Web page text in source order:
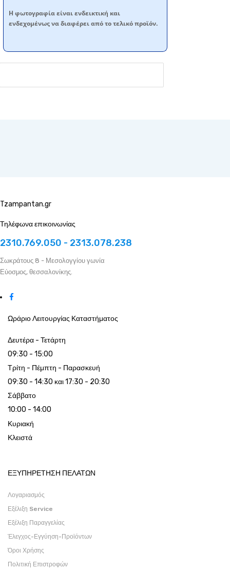
Η φωτογραφία είναι ενδεικτική και
ενδεχομένως να διαφέρει από το τελικό προϊόν.
Tzampantan.gr
Τηλέφωνα επικοινωνίας
2310.769.050 - 2313.078.238
Σωκράτους 8 - Μεσολογγίου γωνία
Εύοσμος, θεσσαλονίκης.
Ωράριο Λειτουργίας Καταστήματος
Δευτέρα - Τετάρτη
09:30 - 15:00
Τρίτη - Πέμπτη - Παρασκευή
09:30 - 14:30 και 17:30 - 20:30
Σάββατο
10:00 - 14:00
Κυριακή
Κλειστά
ΕΞΥΠΗΡΕΤΗΣΗ ΠΕΛΑΤΩΝ
Λογαριασμός
Εξέλιξη Service
Εξέλιξη Παραγγελίας
Έλεγχος-Εγγύηση-Προϊόντων
Όροι Χρήσης
Πολιτική Επιστροφών